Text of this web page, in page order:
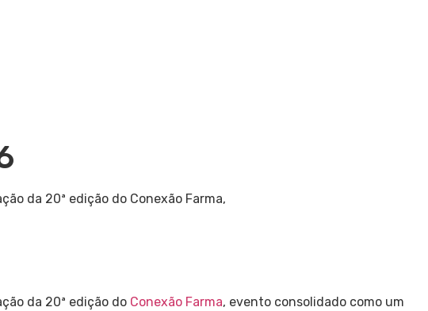
da 20ª edição do Conexão Farma,
da 20ª edição do Conexão Farma, evento consolidado como um